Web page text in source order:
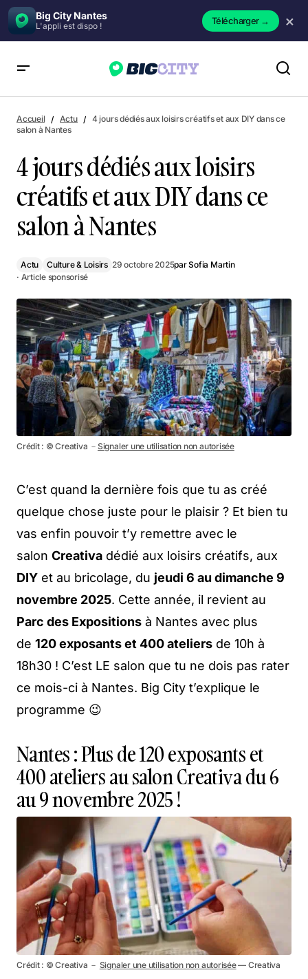
Big City Nantes
L'appli est dispo ! Télécharger→ ×
Nantes
Accueil Actu
4 jours dédiés aux loisirs créatifs et aux DIY dans ce
salon à Nantes
4 jours dédiés aux loisirs
créatifs et aux DIY dans ce
salon à Nantes
Actu Culture & Loisirs 29 octobre 2025parSofia Martin
· Article sponsorisé
Crédit : © Creativa － Signaler une utilisation non autorisée
C’est quand la dernière fois que tu as créé
quelque chose juste pour le plaisir ? Et bien tu
vas enfin pouvoir t’y remettre avec le
salon Creativa dédié aux loisirs créatifs, aux
DIY et au bricolage, du jeudi 6 au dimanche 9
novembre 2025. Cette année, il revient au
Parc des Expositions à Nantes avec plus
de 120 exposants et 400 ateliers de 10h à
18h30 ! C’est LE salon que tu ne dois pas rater
ce mois-ci à Nantes. Big City t’explique le
programme 😉
Nantes : Plus de 120 exposants et
400 ateliers au salon Creativa du 6
au 9 novembre 2025 !
Crédit : © Creativa － Signaler une utilisation non autorisée— Creativa